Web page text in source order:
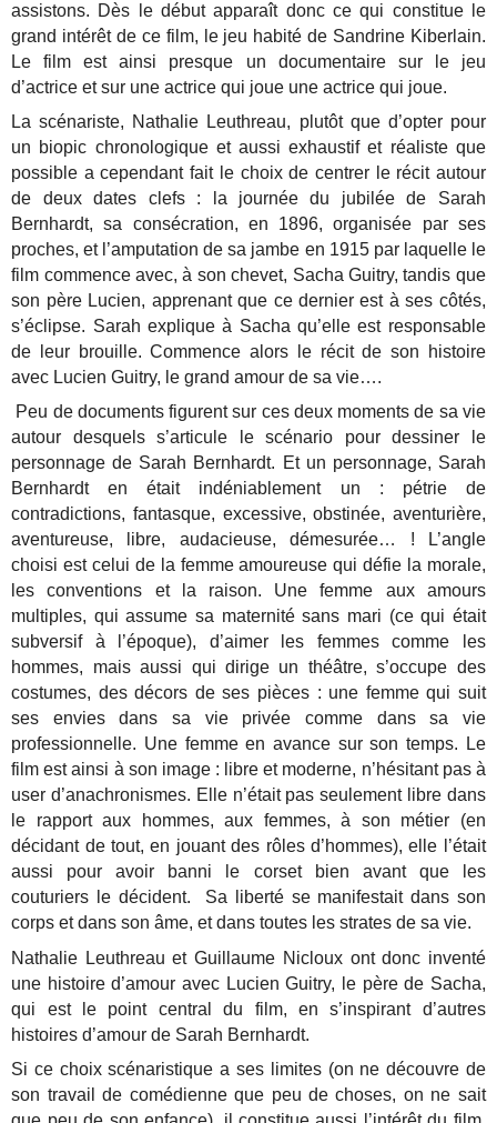
assistons. Dès le début apparaît donc ce qui constitue le
grand intérêt de ce film, le jeu habité de Sandrine Kiberlain.
Le film est ainsi presque un documentaire sur le jeu
d’actrice et sur une actrice qui joue une actrice qui joue.
La scénariste, Nathalie Leuthreau, plutôt que d’opter pour
un biopic chronologique et aussi exhaustif et réaliste que
possible a cependant fait le choix de centrer le récit autour
de deux dates clefs : la journée du jubilée de Sarah
Bernhardt, sa consécration, en 1896, organisée par ses
proches, et l’amputation de sa jambe en 1915 par laquelle le
film commence avec, à son chevet, Sacha Guitry, tandis que
son père Lucien, apprenant que ce dernier est à ses côtés,
s’éclipse. Sarah explique à Sacha qu’elle est responsable
de leur brouille. Commence alors le récit de son histoire
avec Lucien Guitry, le grand amour de sa vie….
Peu de documents figurent sur ces deux moments de sa vie
autour desquels s’articule le scénario pour dessiner le
personnage de Sarah Bernhardt. Et un personnage, Sarah
Bernhardt en était indéniablement un : pétrie de
contradictions, fantasque, excessive, obstinée, aventurière,
aventureuse, libre, audacieuse, démesurée… ! L’angle
choisi est celui de la femme amoureuse qui défie la morale,
les conventions et la raison. Une femme aux amours
multiples, qui assume sa maternité sans mari (ce qui était
subversif à l’époque), d’aimer les femmes comme les
hommes, mais aussi qui dirige un théâtre, s’occupe des
costumes, des décors de ses pièces : une femme qui suit
ses envies dans sa vie privée comme dans sa vie
professionnelle. Une femme en avance sur son temps. Le
film est ainsi à son image : libre et moderne, n’hésitant pas à
user d’anachronismes. Elle n’était pas seulement libre dans
le rapport aux hommes, aux femmes, à son métier (en
décidant de tout, en jouant des rôles d’hommes), elle l’était
aussi pour avoir banni le corset bien avant que les
couturiers le décident. Sa liberté se manifestait dans son
corps et dans son âme, et dans toutes les strates de sa vie.
Nathalie Leuthreau et Guillaume Nicloux ont donc inventé
une histoire d’amour avec Lucien Guitry, le père de Sacha,
qui est le point central du film, en s’inspirant d’autres
histoires d’amour de Sarah Bernhardt.
Si ce choix scénaristique a ses limites (on ne découvre de
son travail de comédienne que peu de choses, on ne sait